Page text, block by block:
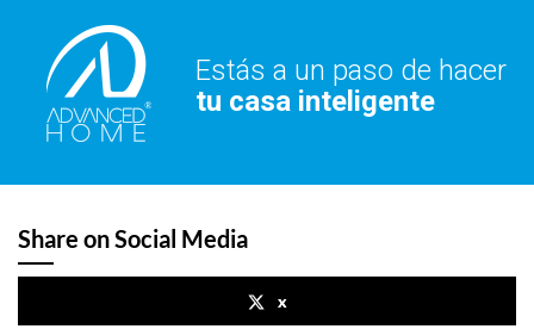
Estás a un paso de hacer
tu casa inteligente
Share on Social Media
x